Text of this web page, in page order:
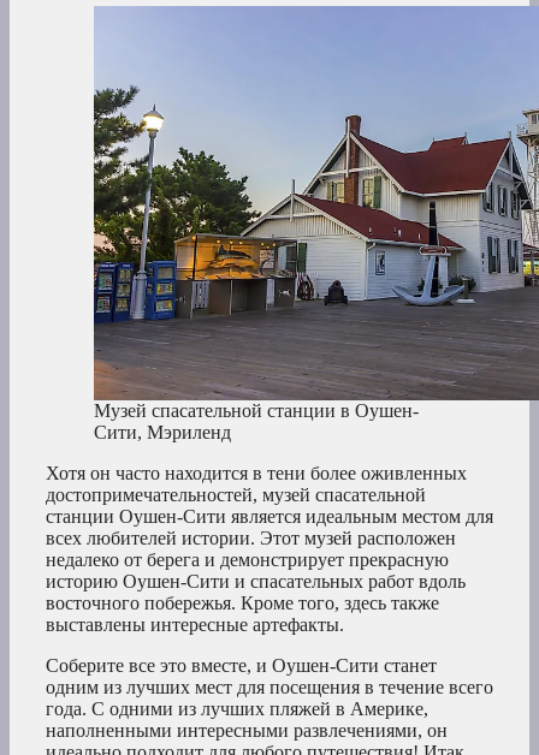
Музей спасательной станции в Оушен-
Сити, Мэриленд
Хотя он часто находится в тени более оживленных
достопримечательностей, музей спасательной
станции Оушен-Сити является идеальным местом для
всех любителей истории. Этот музей расположен
недалеко от берега и демонстрирует прекрасную
историю Оушен-Сити и спасательных работ вдоль
восточного побережья. Кроме того, здесь также
выставлены интересные артефакты.
Соберите все это вместе, и Оушен-Сити станет
одним из лучших мест для посещения в течение всего
года. С одними из лучших пляжей в Америке,
наполненными интересными развлечениями, он